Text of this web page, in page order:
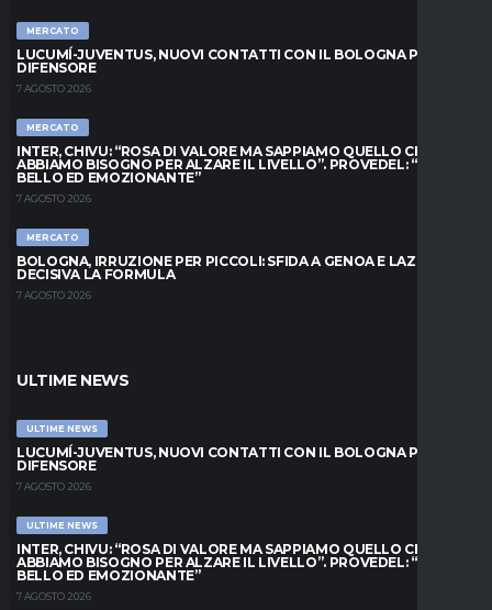
MERCATO
LUCUMÍ-JUVENTUS, NUOVI CONTATTI CON IL BOLOGNA PER IL
DIFENSORE
7 AGOSTO 2026
MERCATO
INTER, CHIVU: “ROSA DI VALORE MA SAPPIAMO QUELLO CHE
ABBIAMO BISOGNO PER ALZARE IL LIVELLO”. PROVEDEL: “MESE
BELLO ED EMOZIONANTE”
7 AGOSTO 2026
MERCATO
BOLOGNA, IRRUZIONE PER PICCOLI: SFIDA A GENOA E LAZIO,
DECISIVA LA FORMULA
7 AGOSTO 2026
ULTIME NEWS
ULTIME NEWS
LUCUMÍ-JUVENTUS, NUOVI CONTATTI CON IL BOLOGNA PER IL
DIFENSORE
7 AGOSTO 2026
ULTIME NEWS
INTER, CHIVU: “ROSA DI VALORE MA SAPPIAMO QUELLO CHE
ABBIAMO BISOGNO PER ALZARE IL LIVELLO”. PROVEDEL: “MESE
BELLO ED EMOZIONANTE”
7 AGOSTO 2026